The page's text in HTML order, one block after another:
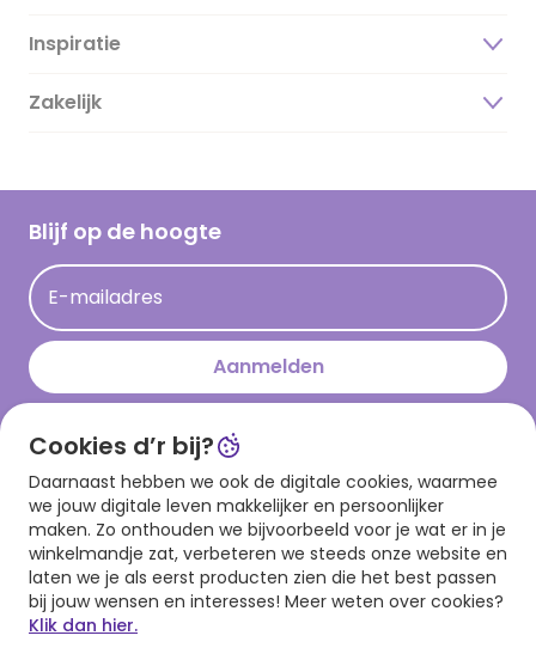
Over ons
Duurzaamheid
Hallmark Kaartclub
Acties
Persberichten
Hallmark en Kinderpostzegels
Inspiratie
Magazine
Cadeau inspiratie
Kaartinspiratie
Zakelijk
Blijf op de hoogte
E-mailadres
Aanmelden
Download onze app
Cookies d’r bij?
Daarnaast hebben we ook de digitale cookies, waarmee
we jouw digitale leven makkelijker en persoonlijker
maken. Zo onthouden we bijvoorbeeld voor je wat er in je
winkelmandje zat, verbeteren we steeds onze website en
laten we je als eerst producten zien die het best passen
bij jouw wensen en interesses! Meer weten over cookies?
Klik dan hier.